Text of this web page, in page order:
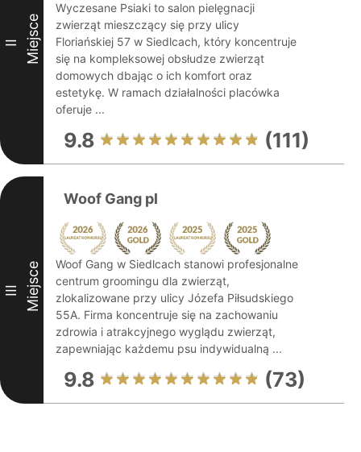
II Miejsce
Wyczesane Psiaki to salon pielęgnacji
zwierząt mieszczący się przy ulicy
Floriańskiej 57 w Siedlcach, który koncentruje
się na kompleksowej obsłudze zwierząt
domowych dbając o ich komfort oraz
estetykę. W ramach działalności placówka
oferuje ...
9.8 (111)
III Miejsce
Woof Gang pl
Woof Gang w Siedlcach stanowi profesjonalne
centrum groomingu dla zwierząt,
zlokalizowane przy ulicy Józefa Piłsudskiego
55A. Firma koncentruje się na zachowaniu
zdrowia i atrakcyjnego wyglądu zwierząt,
zapewniając każdemu psu indywidualną ...
9.8 (73)